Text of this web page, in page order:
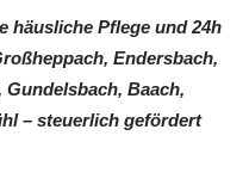
häusliche Pflege und 24h
Endersbach,
Baach,
– steuerlich gefördert